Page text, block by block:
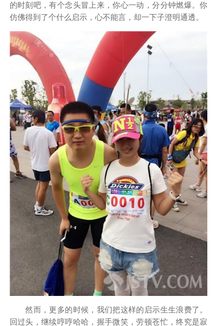
的时刻吧，有个念头冒上来，你心一动，分分钟燃爆。你
仿佛得到了个什么启示，心不能言，却一下子澄明通透。
然而，更多的时候，我们把这样的启示生生浪费了。
回过头，继续哼哼哈哈，握手微笑，劳顿苍忙，终究是寂